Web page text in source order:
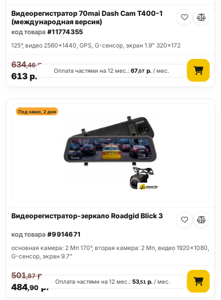
Видеорегистратор 70mai Dash Cam T400-1
(международная версия)
код товара #11774355
125°, видео 2560x1440, GPS, G-сенсор, экран 1.9" 320x172
613р.
634,46р.
Оплата частями на 12 мес.:67,07 р./ мес.
Под заказ, 2 дня
Видеорегистратор-зеркало Roadgid Blick 3
код товара #9914671
основная камера: 2 Мп 170°, вторая камера: 2 Мп, видео 1920x1080,
G-сенсор, экран 9.7"
484,90р.
501,87р.
Оплата частями на 12 мес.:53,51 р. / мес.